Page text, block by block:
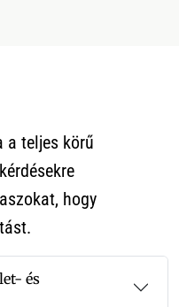
a teljes körű
hogy
és